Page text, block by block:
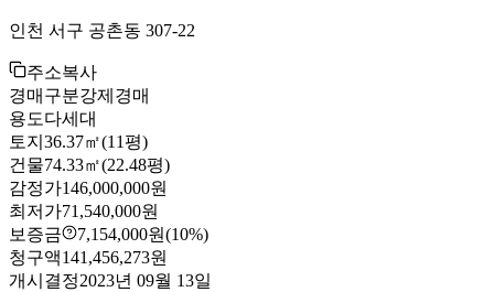
인천 서구 공촌동 307-22
주소복사
경매구분강제경매
용도다세대
토지 36.37㎡(11평)
건물74.33㎡(22.48평)
감정가146,000,000원
최저가71,540,000원
보증금
7,154,000원(10%)
청구액141,456,273원
개시결정2023년 09월 13일